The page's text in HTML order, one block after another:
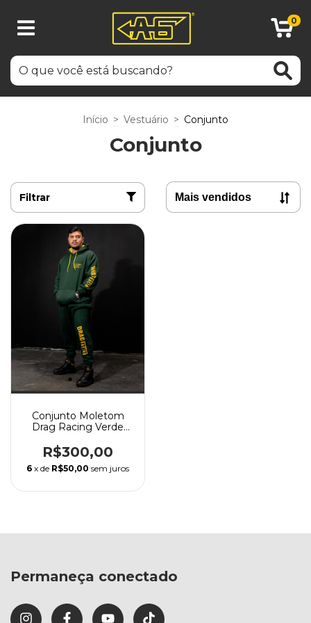
0
Início > Vestuário > Conjunto
Conjunto
Filtrar
Conjunto Moletom
Drag Racing Verde
R$300,00
6 x de R$50,00 sem juros
Permaneça conectado